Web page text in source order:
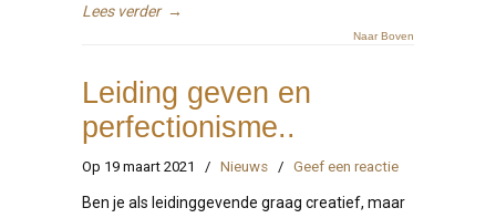
Lees verder →
Naar Boven
Leiding geven en
perfectionisme..
Op 19 maart 2021 / Nieuws / Geef een reactie
Ben je als leidinggevende graag creatief, maar